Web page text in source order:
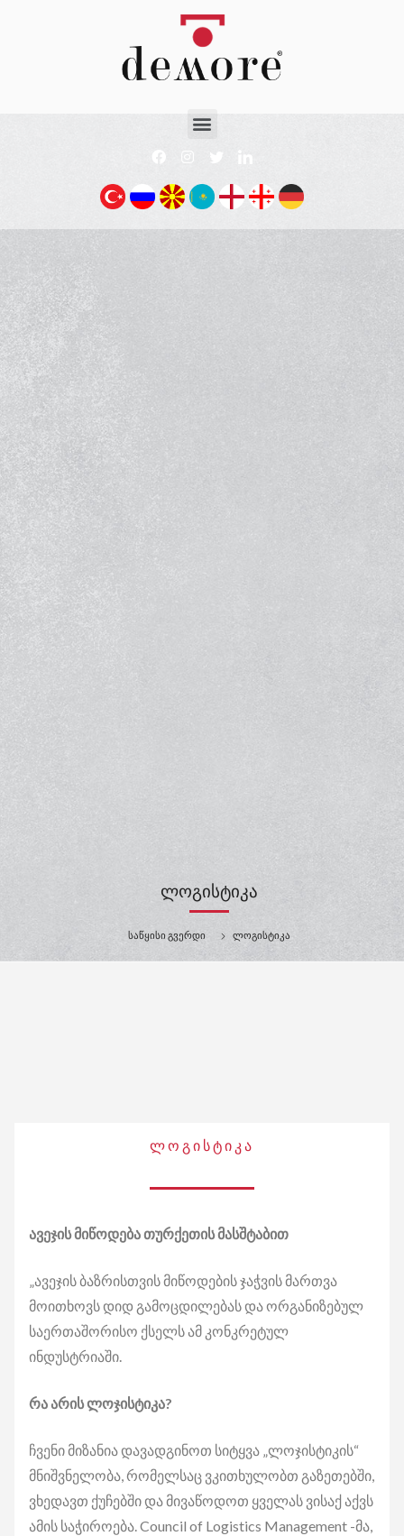
ᲚᲝᲒᲘᲡᲢᲘᲙᲐ
საწყისი გვერდი ლოგისტიკა
ᲚᲝᲒᲘᲡᲢᲘᲙᲐ
ავეჯის მიწოდება თურქეთის მასშტაბით
„ავეჯის ბაზრისთვის მიწოდების ჯაჭვის მართვა
მოითხოვს დიდ გამოცდილებას და ორგანიზებულ
საერთაშორისო ქსელს ამ კონკრეტულ
ინდუსტრიაში.
რა არის ლოჯისტიკა?
ჩვენი მიზანია დავადგინოთ სიტყვა „ლოჯისტიკის“
მნიშვნელობა, რომელსაც ვკითხულობთ გაზეთებში,
ვხედავთ ქუჩებში და მივაწოდოთ ყველას ვისაქ აქვს
ამის საჭიროება. Council of Logistics Management -მა,